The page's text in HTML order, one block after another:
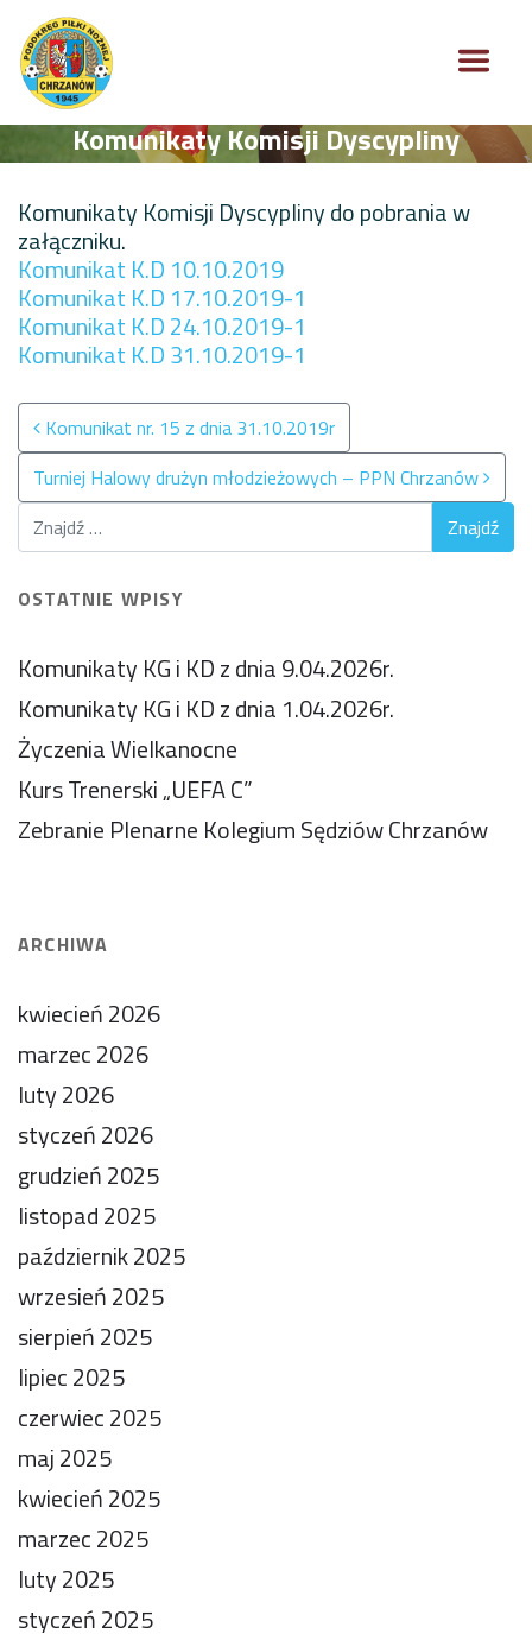
Komunikaty Komisji Dyscypliny
Komunikaty Komisji Dyscypliny do pobrania w
załączniku.
Komunikat K.D 10.10.2019
Komunikat K.D 17.10.2019-1
Komunikat K.D 24.10.2019-1
Komunikat K.D 31.10.2019-1
Nawigacja po wpisach
Komunikat nr. 15 z dnia 31.10.2019r
Turniej Halowy drużyn młodzieżowych – PPN Chrzanów
OSTATNIE WPISY
Komunikaty KG i KD z dnia 9.04.2026r.
Komunikaty KG i KD z dnia 1.04.2026r.
Życzenia Wielkanocne
Kurs Trenerski „UEFA C”
Zebranie Plenarne Kolegium Sędziów Chrzanów
ARCHIWA
kwiecień 2026
marzec 2026
luty 2026
styczeń 2026
grudzień 2025
listopad 2025
październik 2025
wrzesień 2025
sierpień 2025
lipiec 2025
czerwiec 2025
maj 2025
kwiecień 2025
marzec 2025
luty 2025
styczeń 2025